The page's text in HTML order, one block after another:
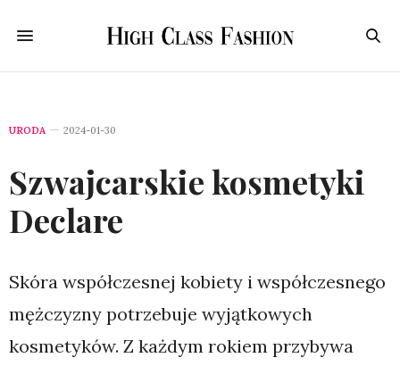
URODA 2024-01-30
Szwajcarskie kosmetyki
Declare
Skóra współczesnej kobiety i współczesnego
mężczyzny potrzebuje wyjątkowych
kosmetyków. Z każdym rokiem przybywa